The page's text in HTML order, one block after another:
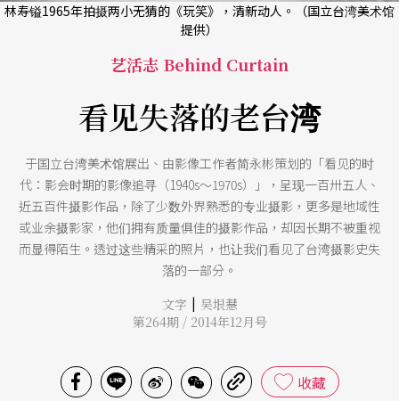
林寿镒1965年拍摄两小无猜的《玩笑》，清新动人。（国立台湾美术馆
提供）
艺活志 Behind Curtain
看见失落的老台湾
于国立台湾美术馆展出、由影像工作者简永彬策划的「看见的时
代：影会时期的影像追寻（1940s～1970s）」，呈现一百卅五人、
近五百件摄影作品，除了少数外界熟悉的专业摄影，更多是地域性
或业余摄影家，他们拥有质量俱佳的摄影作品，却因长期不被重视
而显得陌生。透过这些精采的照片，也让我们看见了台湾摄影史失
落的一部分。
文字 | 吴垠慧
第264期 / 2014年12月号
收藏